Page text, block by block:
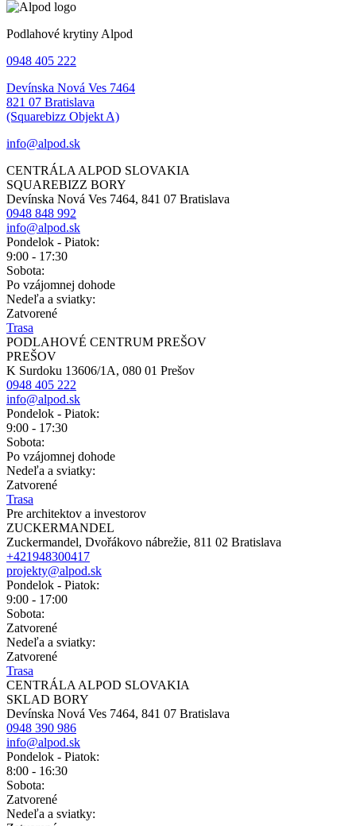
Podlahové krytiny Alpod
0948 405 222
Devínska Nová Ves 7464
821 07 Bratislava
(Squarebizz Objekt A)
info@alpod.sk
CENTRÁLA ALPOD SLOVAKIA
SQUAREBIZZ BORY
Devínska Nová Ves 7464, 841 07 Bratislava
0948 848 992
info@alpod.sk
Pondelok - Piatok:
9:00 - 17:30
Sobota:
Po vzájomnej dohode
Nedeľa a sviatky:
Zatvorené
Trasa
PODLAHOVÉ CENTRUM PREŠOV
PREŠOV
K Surdoku 13606/1A, 080 01 Prešov
0948 405 222
info@alpod.sk
Pondelok - Piatok:
9:00 - 17:30
Sobota:
Po vzájomnej dohode
Nedeľa a sviatky:
Zatvorené
Trasa
Pre architektov a investorov
ZUCKERMANDEL
Zuckermandel, Dvořákovo nábrežie, 811 02 Bratislava
+421948300417
projekty@alpod.sk
Pondelok - Piatok:
9:00 - 17:00
Sobota:
Zatvorené
Nedeľa a sviatky:
Zatvorené
Trasa
CENTRÁLA ALPOD SLOVAKIA
SKLAD BORY
Devínska Nová Ves 7464, 841 07 Bratislava
0948 390 986
info@alpod.sk
Pondelok - Piatok:
8:00 - 16:30
Sobota:
Zatvorené
Nedeľa a sviatky: